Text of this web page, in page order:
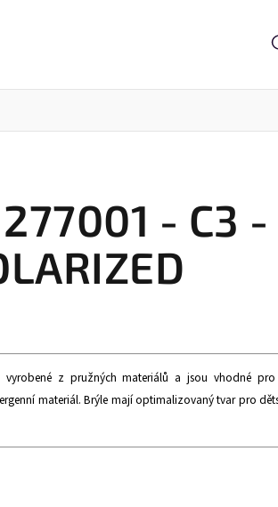
- C3 -
z pružných materiálů a jsou vhodné pro
materiál. Brýle mají optimalizovaný tvar pro